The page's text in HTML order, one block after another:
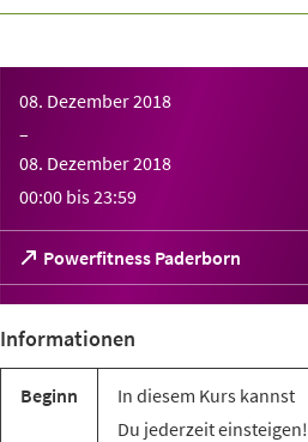
08. Dezember 2018
–
08. Dezember 2018
00:00 bis23:59
Powerfitness Paderborn
(Öffnet
in
einem
neuen
Tab)
Informationen
Beginn
In diesem Kurs kannst
Du jederzeit einsteigen!